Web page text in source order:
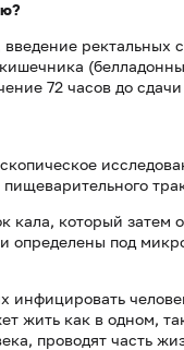
ректальных
72 часов до сдачи
кала, который затем
определены под
инфицировать
жить как в одном,
проводят часть